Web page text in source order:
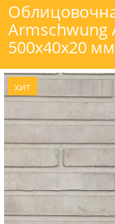
Armschwung
500x40x20 мм
ХИТ